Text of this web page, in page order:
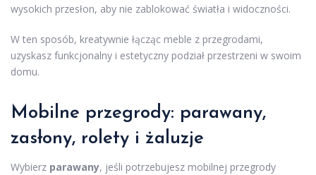
wysokich przesłon, aby nie zablokować światła i widoczności.
W ten sposób, kreatywnie łącząc meble z przegrodami,
uzyskasz funkcjonalny i estetyczny podział przestrzeni w swoim
domu.
Mobilne przegrody: parawany,
zasłony, rolety i żaluzje
Wybierz parawany, jeśli potrzebujesz mobilnej przegrody